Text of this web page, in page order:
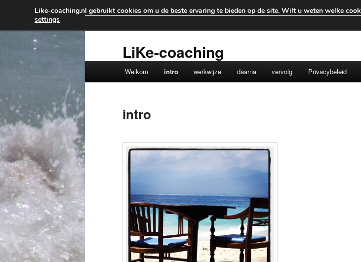
Spring
naar
inhoud
LiKe-coaching
Welkom intro werkwijze daarna vervolg Privacybeleid
intro
Like-coaching.nl gebruikt cookies om u de beste ervaring te bieden op de site. Wilt u weten welke
settings